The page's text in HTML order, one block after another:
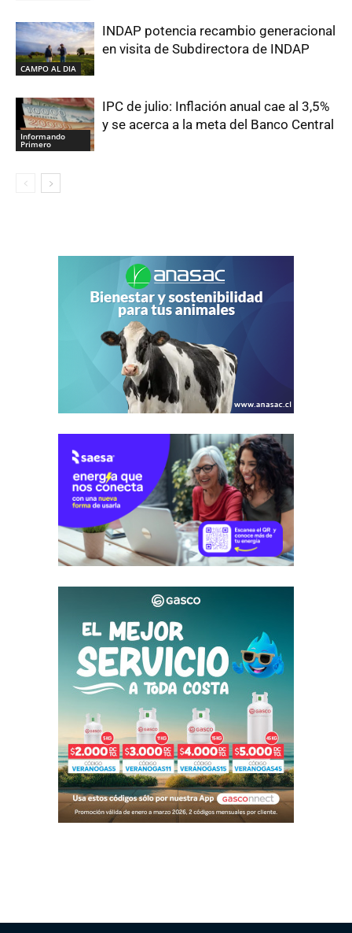
CAMPO AL DIA
INDAP potencia recambio generacional
en visita de Subdirectora de INDAP
Informando
Primero
IPC de julio: Inflación anual cae al 3,5%
y se acerca a la meta del Banco Central